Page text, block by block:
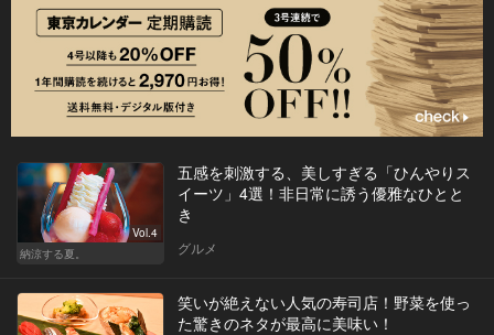
Vol.4
納涼する夏。
五感を刺激する、美しすぎる「ひんやりス
イーツ」4選！非日常に誘う優雅なひとと
き
グルメ
笑いが絶えない人気の寿司店！野菜を使っ
た驚きのネタが最高に美味い！